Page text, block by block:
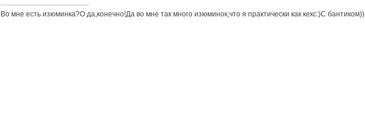
Во мне есть изюминка?О да,конечно!Да во мне так много изюминок,что я практически как кекс:)С бантиком))